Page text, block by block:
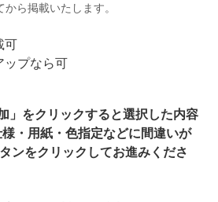
ら掲載いたします。
可
ップなら可
」をクリックすると選択した内容
・用紙・色指定などに間違いが
ンをクリックしてお進みくださ